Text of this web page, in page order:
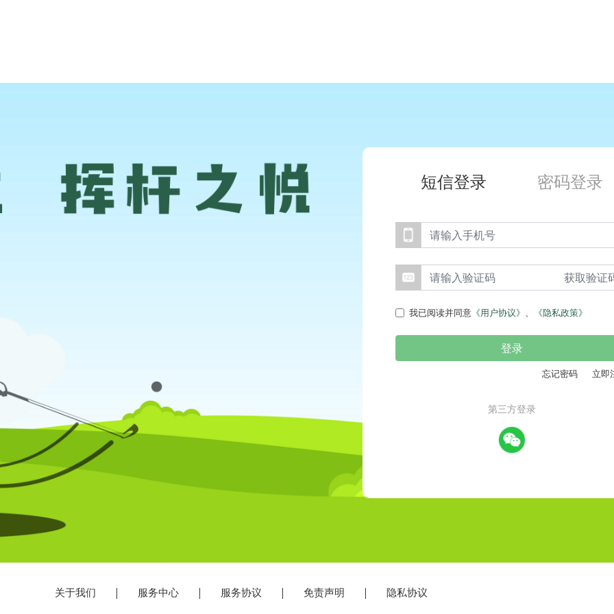
短信登录 密码登录
获取验证码
我已阅读并同意《用户协议》、 《隐私政策》
登录
忘记密码 立即注册
第三方登录
关于我们 服务中心 服务协议 免责声明 隐私协议